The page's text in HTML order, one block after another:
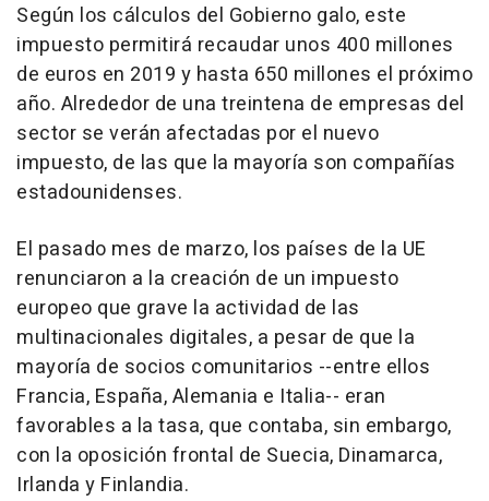
Según los cálculos del Gobierno galo, este
impuesto permitirá recaudar unos 400 millones
de euros en 2019 y hasta 650 millones el próximo
año. Alrededor de una treintena de empresas del
sector se verán afectadas por el nuevo
impuesto, de las que la mayoría son compañías
estadounidenses.
El pasado mes de marzo, los países de la UE
renunciaron a la creación de un impuesto
europeo que grave la actividad de las
multinacionales digitales, a pesar de que la
mayoría de socios comunitarios --entre ellos
Francia, España, Alemania e Italia-- eran
favorables a la tasa, que contaba, sin embargo,
con la oposición frontal de Suecia, Dinamarca,
Irlanda y Finlandia.